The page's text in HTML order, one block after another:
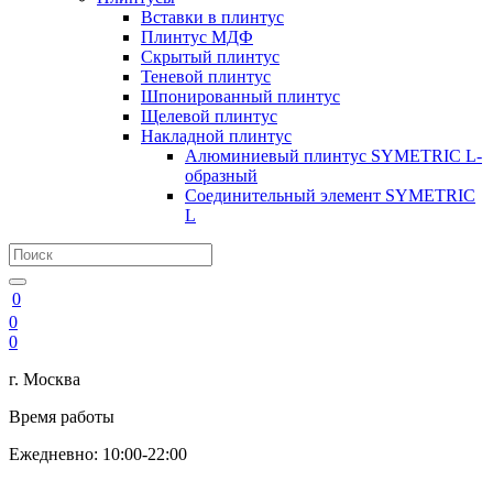
Вставки в плинтус
Плинтус МДФ
Скрытый плинтус
Теневой плинтус
Шпонированный плинтус
Щелевой плинтус
Накладной плинтус
Алюминиевый плинтус SYMETRIC L-
образный
Соединительный элемент SYMETRIC
L
0
0
0
г. Москва
Время работы
Ежедневно: 10:00-22:00